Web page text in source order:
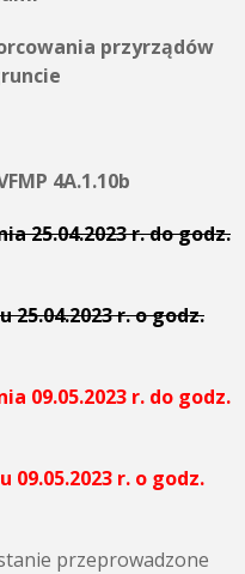
przyrządów
4A.1.10b
25.04.2023 r. do godz.
r. o godz.
09.05.2023 r. do godz.
r. o godz.
przeprowadzone